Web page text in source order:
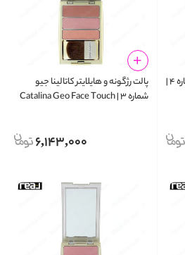
پالت رژگونه و برنزر کاتالینا جیو شماره ۴ |
پالت رژگونه و هایلایتر کاتالینا جیو
شماره ۳ | Catalina Geo Face Touch
6,143,000